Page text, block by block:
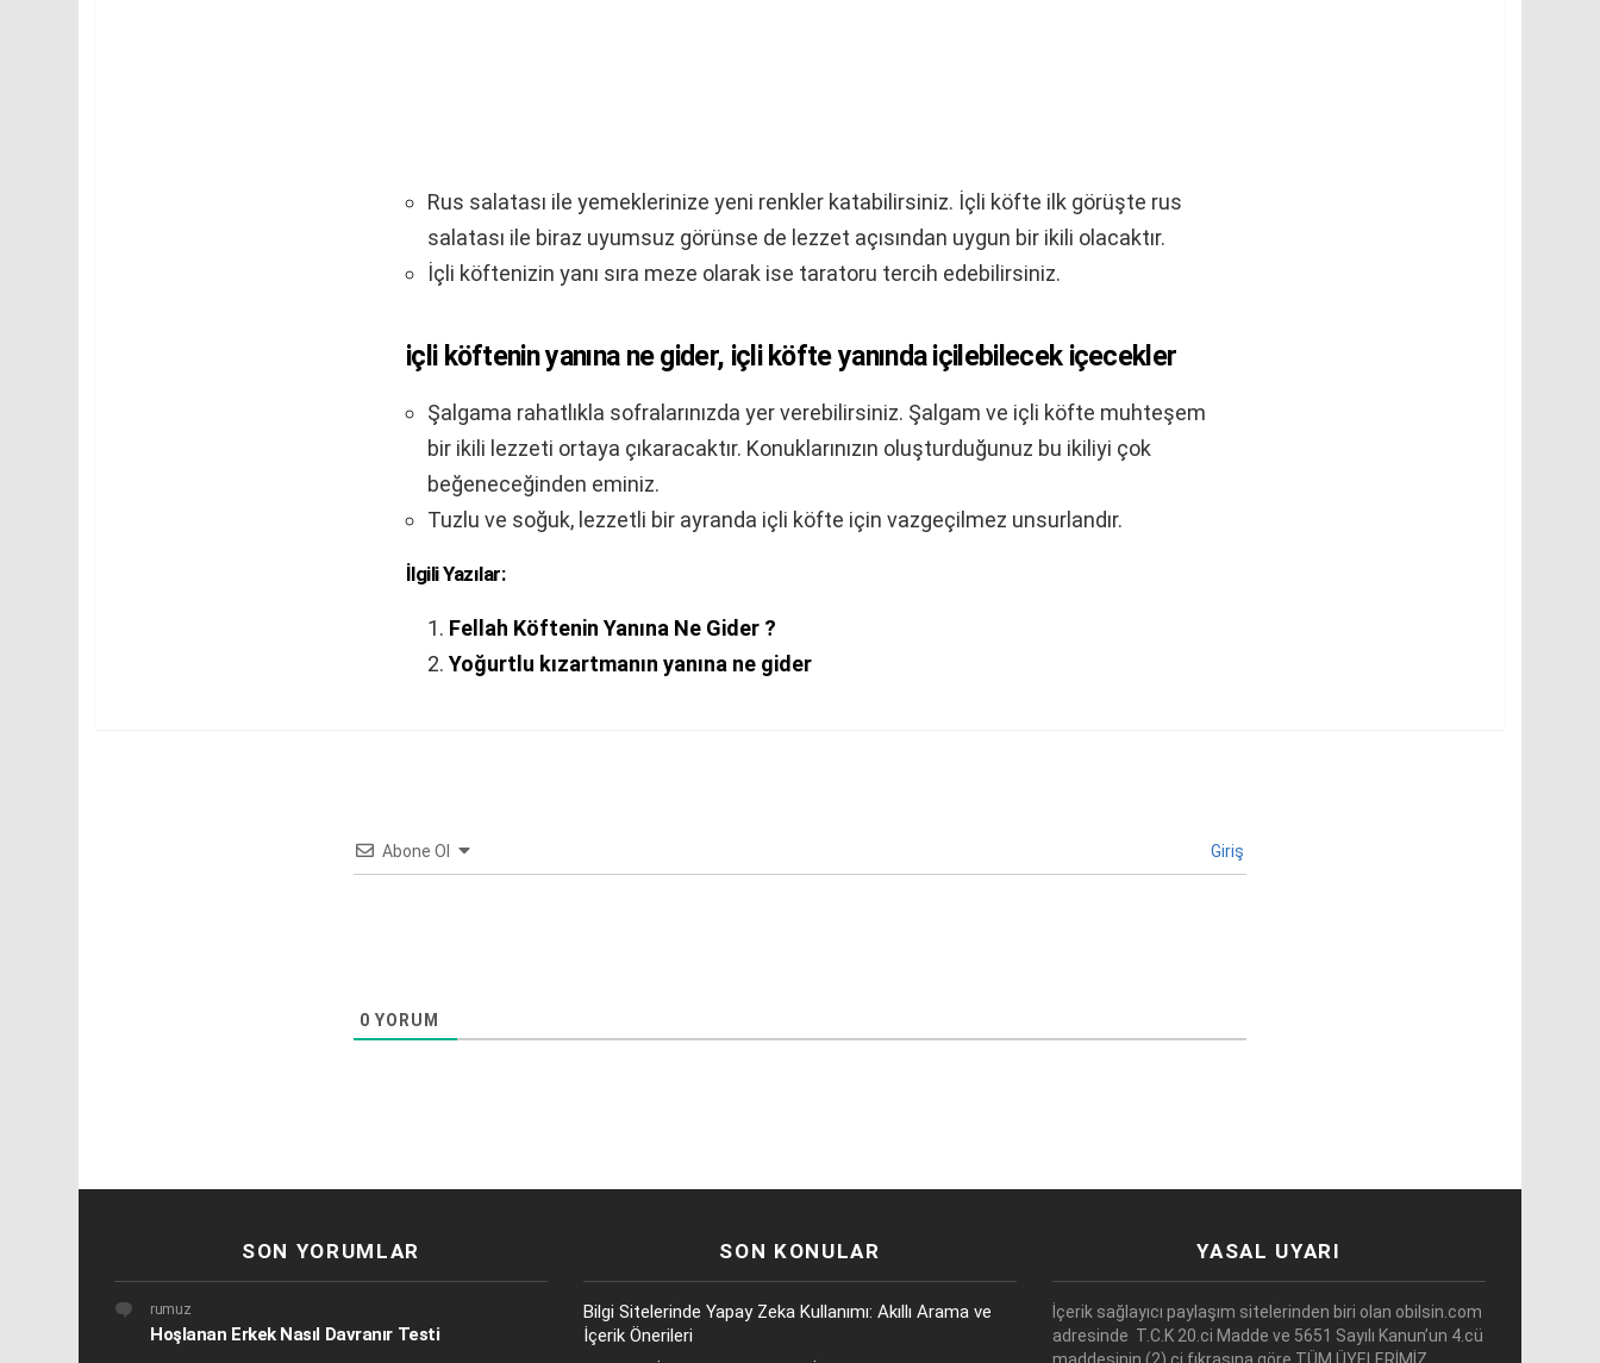
Rus salatası ile yemeklerinize yeni renkler katabilirsiniz. İçli köfte ilk görüşte rus
salatası ile biraz uyumsuz görünse de lezzet açısından uygun bir ikili olacaktır.
İçli köftenizin yanı sıra meze olarak ise taratoru tercih edebilirsiniz.
içli köftenin yanına ne gider, içli köfte yanında içilebilecek içecekler
Şalgama rahatlıkla sofralarınızda yer verebilirsiniz. Şalgam ve içli köfte muhteşem
bir ikili lezzeti ortaya çıkaracaktır. Konuklarınızın oluşturduğunuz bu ikiliyi çok
beğeneceğinden eminiz.
Tuzlu ve soğuk, lezzetli bir ayranda içli köfte için vazgeçilmez unsurlandır.
İlgili Yazılar:
Fellah Köftenin Yanına Ne Gider ?
Yoğurtlu kızartmanın yanına ne gider
Abone Ol Giriş
0 YORUM
SON YORUMLAR
rumuz
Hoşlanan Erkek Nasıl Davranır Testi
SON KONULAR
Bilgi Sitelerinde Yapay Zeka Kullanımı: Akıllı Arama ve
İçerik Önerileri
YASAL UYARI
İçerik sağlayıcı paylaşım sitelerinden biri olan obilsin.com
adresinde T.C.K 20.ci Madde ve 5651 Sayılı Kanun’un 4.cü
maddesinin (2).ci fıkrasına göre TÜM ÜYELERİMİZ